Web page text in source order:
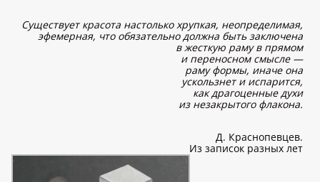
Существует красота настолько хрупкая, неопределимая,
эфемерная, что обязательно должна быть заключена
в жесткую раму в прямом
и переносном смысле —
раму формы, иначе она
ускользнет и испарится,
как драгоценные духи
из незакрытого флакона.
Д. Краснопевцев.
Из записок разных лет